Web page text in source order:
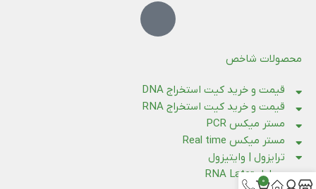
محصولات شاخص
قیمت و خرید کیت استخراج DNA
قیمت و خرید کیت استخراج RNA
مستر میکس PCR
مستر میکس Real time
ترایزول | وایتیزول
محلول RNA Later
0